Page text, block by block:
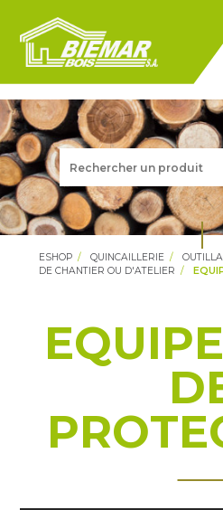
ESHOP QUINCAILLERIE
DE CHANTIER OU D'ATELIER